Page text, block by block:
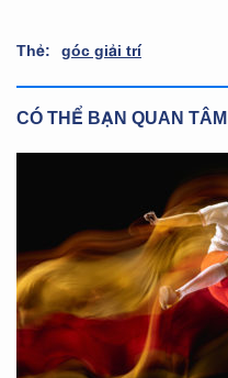
Thẻ: góc giải trí
CÓ THỂ BẠN QUAN TÂM